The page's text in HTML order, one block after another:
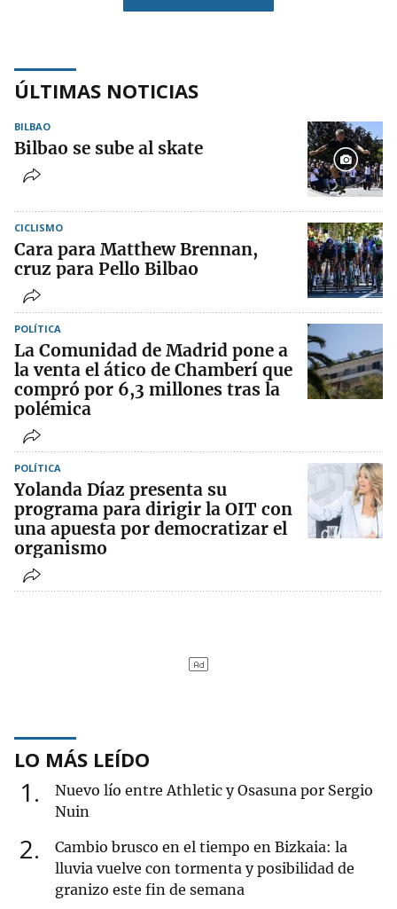
ÚLTIMAS NOTICIAS
BILBAO
Bilbao se sube al skate
CICLISMO
Cara para Matthew Brennan,
cruz para Pello Bilbao
POLÍTICA
La Comunidad de Madrid pone a
la venta el ático de Chamberí que
compró por 6,3 millones tras la
polémica
POLÍTICA
Yolanda Díaz presenta su
programa para dirigir la OIT con
una apuesta por democratizar el
organismo
LO MÁS LEÍDO
1
Nuevo lío entre Athletic y Osasuna por Sergio
Nuin
2
Cambio brusco en el tiempo en Bizkaia: la
lluvia vuelve con tormenta y posibilidad de
granizo este fin de semana